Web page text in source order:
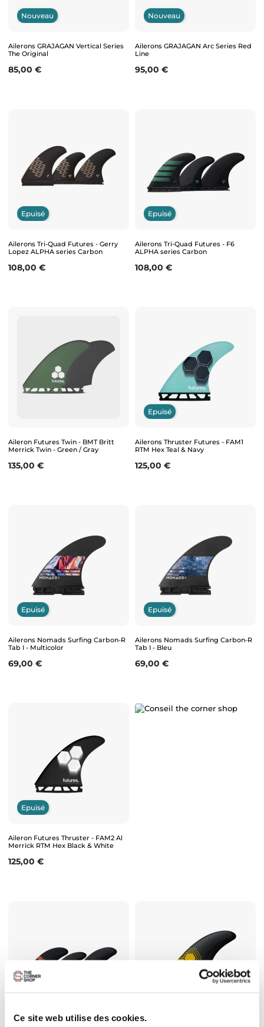
Ce site web utilise des cookies.
Nouveau
Ailerons GRAJAGAN Vertical Series
The Original
Prix
85,00 €
Nouveau
Ailerons GRAJAGAN Arc Series Red
Line
Prix
95,00 €
Epuisé
Ailerons Tri-Quad Futures - Gerry
Lopez ALPHA series Carbon
Prix
108,00 €
Epuisé
Ailerons Tri-Quad Futures - F6
ALPHA series Carbon
Prix
108,00 €
Aileron Futures Twin - BMT Britt
Merrick Twin - Green / Gray
Prix
135,00 €
Epuisé
Ailerons Thruster Futures - FAM1
RTM Hex Teal & Navy
Prix
125,00 €
Epuisé
Ailerons Nomads Surfing Carbon-R
Tab I - Multicolor
Prix
69,00 €
Epuisé
Ailerons Nomads Surfing Carbon-R
Tab I - Bleu
Prix
69,00 €
Epuisé
Aileron Futures Thruster - FAM2 Al
Merrick RTM Hex Black & White
Prix
125,00 €